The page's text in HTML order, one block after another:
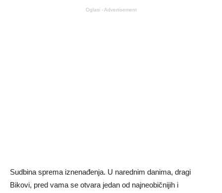
Oglasi - Advertisement
Sudbina sprema iznenađenja. U narednim danima, dragi
Bikovi, pred vama se otvara jedan od najneobičnijih i